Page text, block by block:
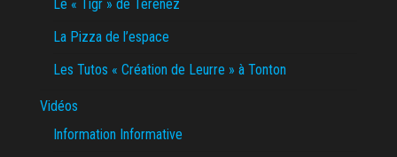
Le « Tigr » de Térénez
La Pizza de l’espace
Les Tutos « Création de Leurre » à Tonton
Vidéos
Information Informative